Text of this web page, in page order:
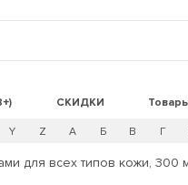
СКИДКИ
Y Z А Б В Г
для всех типов кожи, 300